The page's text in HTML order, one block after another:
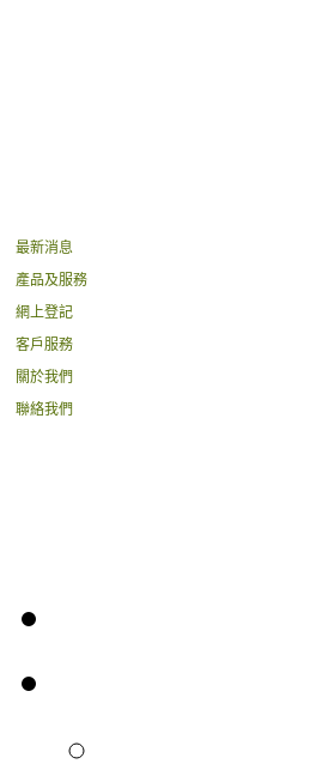
最新消息
產品及服務
網上登記
客戶服務
關於我們
聯絡我們